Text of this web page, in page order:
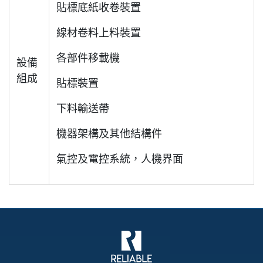
設備
組成
貼標底紙收卷裝置
線材卷料上料裝置
各部件移載機
貼標裝置
下料輸送帶
機器架構及其他結構件
氣控及電控系統，人機界面